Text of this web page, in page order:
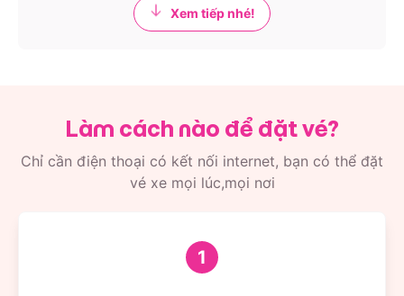
Xem tiếp nhé!
Làm cách nào để đặt vé?
Chỉ cần điện thoại có kết nối internet, bạn có thể đặt
vé xe mọi lúc,mọi nơi
1